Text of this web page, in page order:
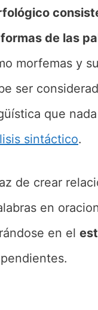
de las
morfemas y
ser
que
sintáctico.
de crear
en
en el